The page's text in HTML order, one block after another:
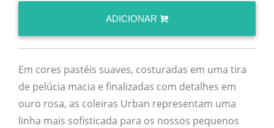
ADICIONAR
Em cores pastéis suaves, costuradas em uma tira
de pelúcia macia e finalizadas com detalhes em
ouro rosa, as coleiras Urban representam uma
linha mais sofisticada para os nossos pequenos